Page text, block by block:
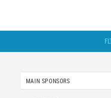
MAIN SPONSORS